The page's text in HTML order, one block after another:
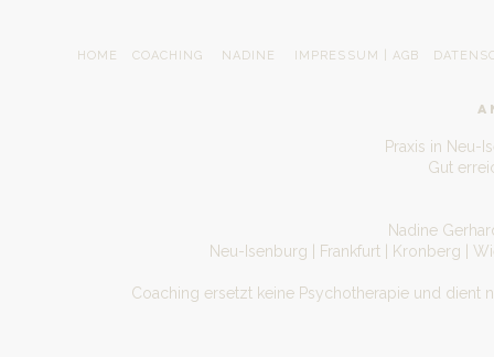
HOME COACHING NADINE IMPRESSUM | AGB
Praxis in Neu-
Gut
Nadine
Neu-Isenburg | Frankfurt | Kronberg |
Coaching ersetzt keine Psychotherapie und dient